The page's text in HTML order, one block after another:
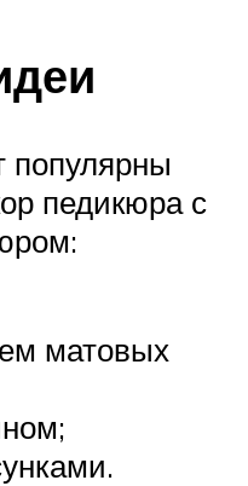
популярны
педикюра с
матовых